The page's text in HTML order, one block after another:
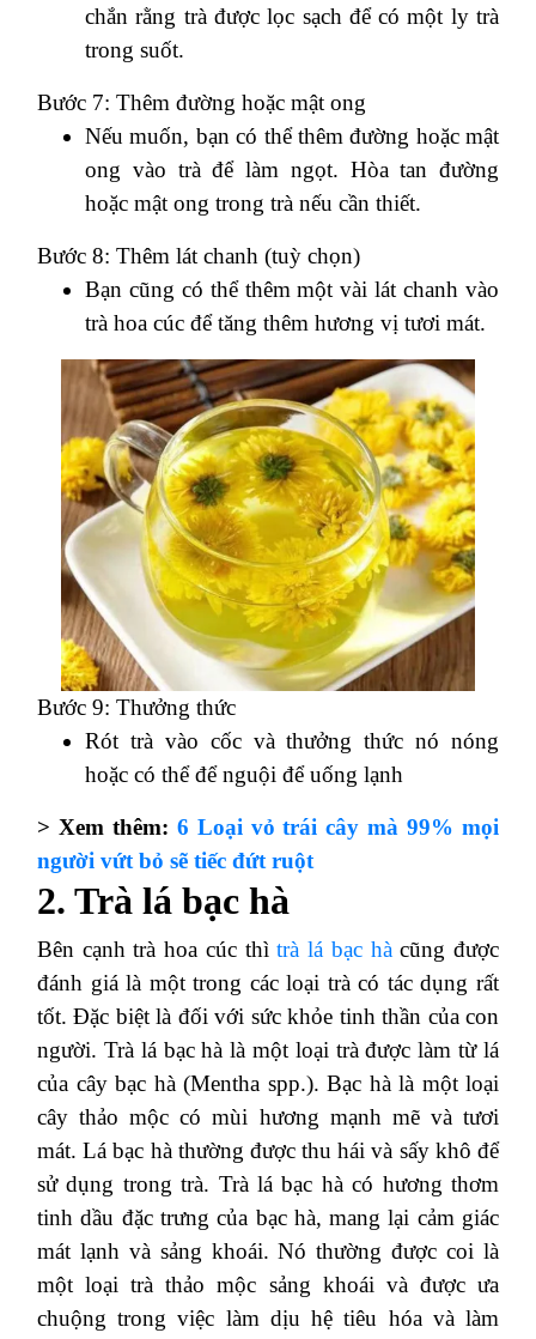
chắn rằng trà được lọc sạch để có một ly trà
trong suốt.
Bước 7: Thêm đường hoặc mật ong
Nếu muốn, bạn có thể thêm đường hoặc mật
ong vào trà để làm ngọt. Hòa tan đường
hoặc mật ong trong trà nếu cần thiết.
Bước 8: Thêm lát chanh (tuỳ chọn)
Bạn cũng có thể thêm một vài lát chanh vào
trà hoa cúc để tăng thêm hương vị tươi mát.
Bước 9: Thưởng thức
Rót trà vào cốc và thưởng thức nó nóng
hoặc có thể để nguội để uống lạnh
> Xem thêm: 6 Loại vỏ trái cây mà 99% mọi
người vứt bỏ sẽ tiếc đứt ruột
2. Trà lá bạc hà
Bên cạnh trà hoa cúc thìtrà lá bạc hàcũng được
đánh giá là một trong các loại trà có tác dụng rất
tốt. Đặc biệt là đối với sức khỏe tinh thần của con
người. Trà lá bạc hà là một loại trà được làm từ lá
của cây bạc hà (Mentha spp.). Bạc hà là một loại
cây thảo mộc có mùi hương mạnh mẽ và tươi
mát. Lá bạc hà thường được thu hái và sấy khô để
sử dụng trong trà. Trà lá bạc hà có hương thơm
tinh dầu đặc trưng của bạc hà, mang lại cảm giác
mát lạnh và sảng khoái. Nó thường được coi là
một loại trà thảo mộc sảng khoái và được ưa
chuộng trong việc làm dịu hệ tiêu hóa và làm